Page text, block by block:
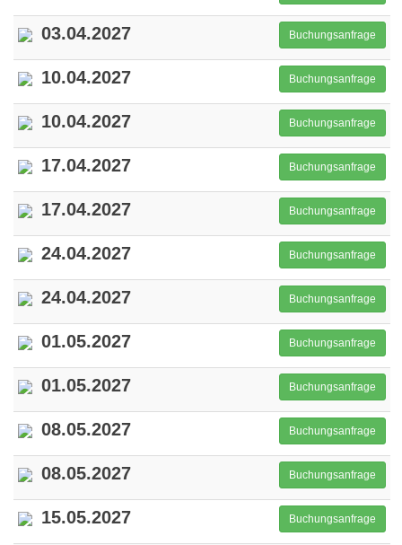
03.04.2027 Buchungsanfrage
10.04.2027 Buchungsanfrage
10.04.2027 Buchungsanfrage
17.04.2027 Buchungsanfrage
17.04.2027 Buchungsanfrage
24.04.2027 Buchungsanfrage
24.04.2027 Buchungsanfrage
01.05.2027 Buchungsanfrage
01.05.2027 Buchungsanfrage
08.05.2027 Buchungsanfrage
08.05.2027 Buchungsanfrage
15.05.2027 Buchungsanfrage